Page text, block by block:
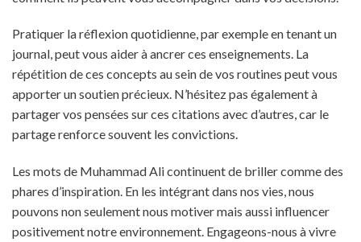
Pratiquer la réflexion quotidienne, par exemple en tenant un
journal, peut vous aider à ancrer ces enseignements. La
répétition de ces concepts au sein de vos routines peut vous
apporter un soutien précieux. N’hésitez pas également à
partager vos pensées sur ces citations avec d’autres, car le
partage renforce souvent les convictions.
Les mots de Muhammad Ali continuent de briller comme des
phares d’inspiration. En les intégrant dans nos vies, nous
pouvons non seulement nous motiver mais aussi influencer
positivement notre environnement. Engageons-nous à vivre